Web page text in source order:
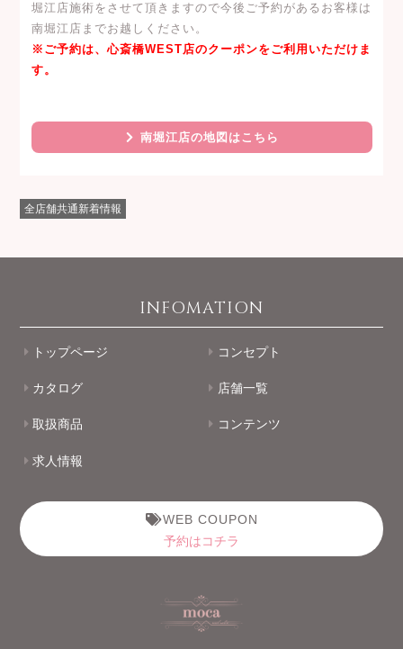
堀江店施術をさせて頂きますので今後ご予約があるお客様は
南堀江店までお越しください。
※ご予約は、心斎橋WEST店のクーポンをご利用いただけま
す。
南堀江店の地図はこちら
全店舗共通新着情報
INFOMATION
トップページ コンセプト
カタログ 店舗一覧
取扱商品 コンテンツ
求人情報
WEB COUPON
予約はコチラ